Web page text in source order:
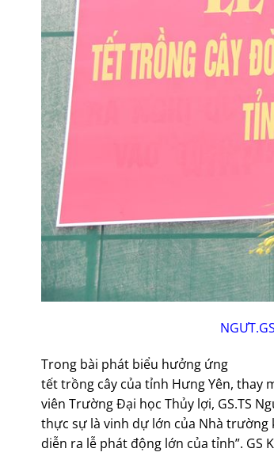
Trong bài phát biểu hưởng ứng
tết trồng cây của tỉnh Hưng Yên, thay
viên Trường Đại học Thủy lợi, GS.TS
thực sự là vinh dự lớn của Nhà trường
diễn ra lễ phát động lớn của tỉnh”. GS